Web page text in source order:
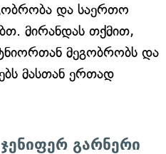
და საერთო
მირანდას თქმით,
მეგობრობს და
მასთან ერთად
გარნერი